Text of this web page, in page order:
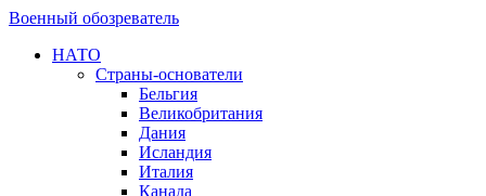
Военный обозреватель
НАТО
Страны-основатели
Бельгия
Великобритания
Дания
Исландия
Италия
Канада